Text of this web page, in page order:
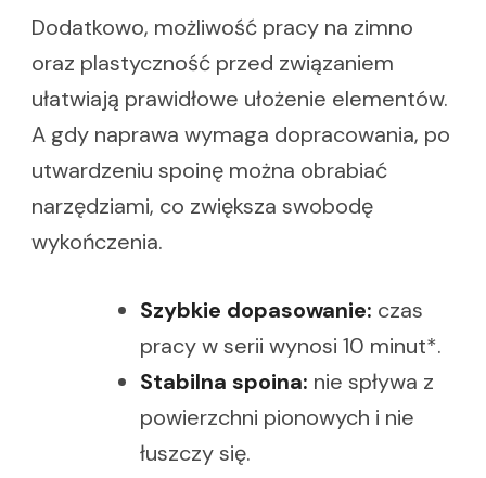
Dodatkowo, możliwość pracy na zimno
oraz plastyczność przed związaniem
ułatwiają prawidłowe ułożenie elementów.
A gdy naprawa wymaga dopracowania, po
utwardzeniu spoinę można obrabiać
narzędziami, co zwiększa swobodę
wykończenia.
Szybkie dopasowanie: czas
pracy w serii wynosi 10 minut*.
Stabilna spoina: nie spływa z
powierzchni pionowych i nie
łuszczy się.